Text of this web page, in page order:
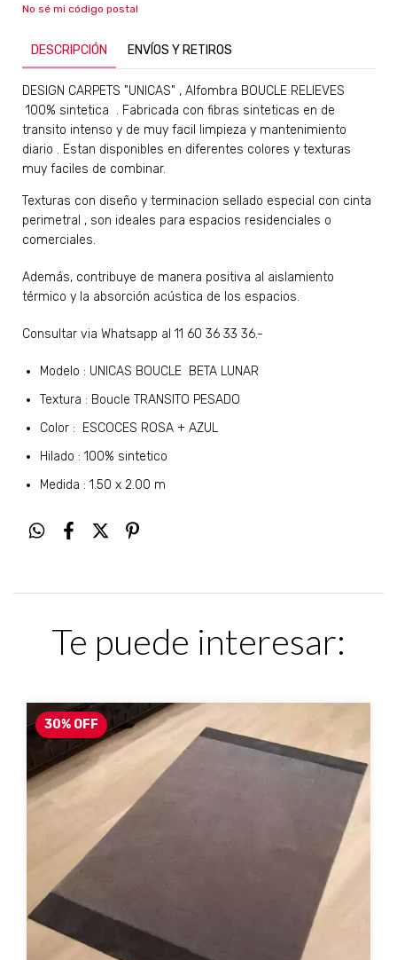
No sé mi código postal
DESCRIPCIÓN ENVÍOS Y RETIROS
​DESIGN CARPETS "UNICAS" , Alfombra BOUCLE RELIEVES
100% sintetica . Fabricada con fibras sinteticas en de
transito intenso y de muy facil limpieza y mantenimiento
diario . Estan disponibles en diferentes colores y texturas
muy faciles de combinar.
Texturas con diseño y terminacion sellado especial con cinta
perimetral , son ideales para espacios residenciales o
comerciales.
Además, contribuye de manera positiva al aislamiento
térmico y la absorción acústica de los espacios.
Consultar via Whatsapp al 11 60 36 33 36.-
Modelo : UNICAS BOUCLE BETA LUNAR
Textura : Boucle TRANSITO PESADO
Color : ESCOCES ROSA + AZUL
Hilado : 100% sintetico
Medida : 1.50 x 2.00 m
Te puede interesar:
30% OFF